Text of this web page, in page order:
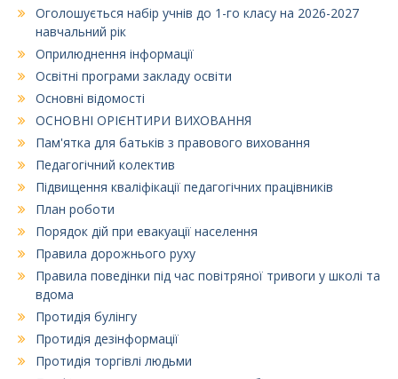
Оголошується набір учнів до 1-го класу на 2026-2027
навчальний рік
Оприлюднення інформації
Освітні програми закладу освіти
Основні відомості
ОСНОВНІ ОРІЄНТИРИ ВИХОВАННЯ
Пам'ятка для батьків з правового виховання
Педагогічний колектив
Підвищення кваліфікації педагогічних працівників
План роботи
Порядок дій при евакуації населення
Правила дорожнього руху
Правила поведінки під час повітряної тривоги у школі та
вдома
Протидія булінгу
Протидія дезінформації
Протидія торгівлі людьми